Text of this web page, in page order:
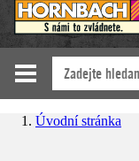
Úvodní stránka